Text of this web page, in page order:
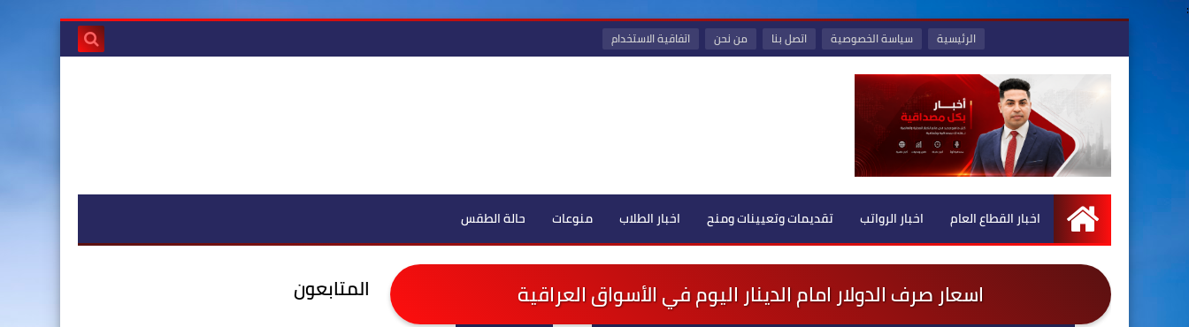
:
الرئيسية سياسة الخصوصية اتصل بنا من نحن اتفاقية الاستخدام
الرئيسية
اخبار القطاع العام اخبار الرواتب تقديمات وتعيينات ومنح اخبار الطلاب منوعات حالة الطقس
اسعار صرف الدولار امام الدينار اليوم في الأسواق العراقية المتابعون